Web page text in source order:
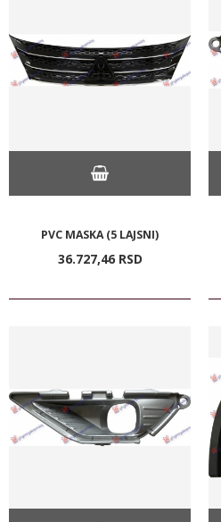
PVC MASKA (5 LAJSNI)
36.727,46 RSD